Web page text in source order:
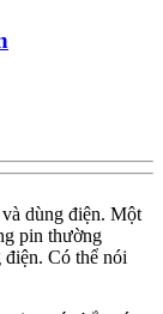
dùng điện. Một
pin thường
Có thể nói